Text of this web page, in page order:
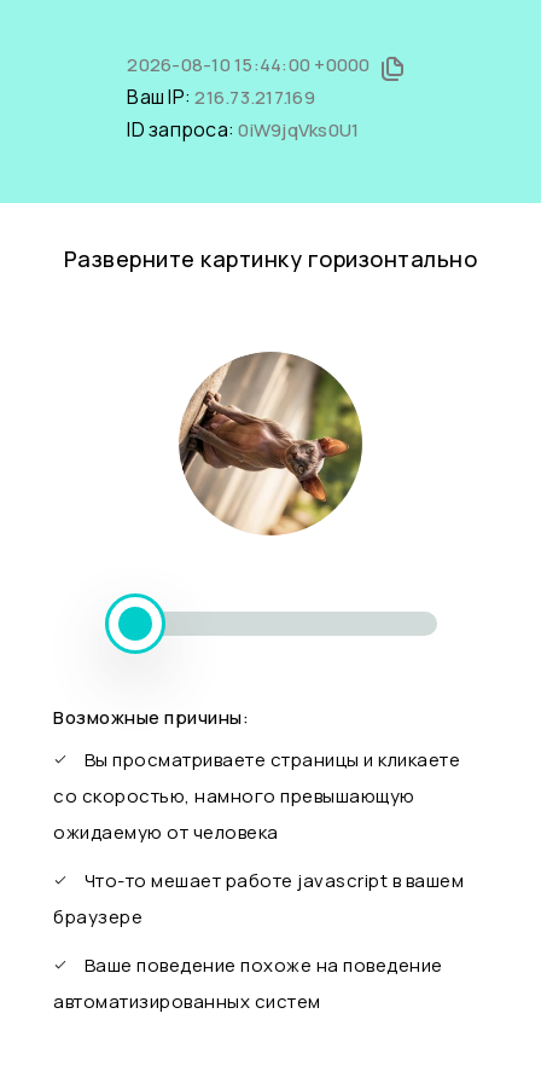
2026-08-10 15:44:00 +0000
Ваш IP:216.73.217.169
ID запроса:0iW9jqVks0U1
Разверните картинку горизонтально
Возможные причины:
Вы просматриваете страницы и кликаете
со скоростью, намного превышающую
ожидаемую от человека
Что-то мешает работе javascript в вашем
браузере
Ваше поведение похоже на поведение
автоматизированных систем